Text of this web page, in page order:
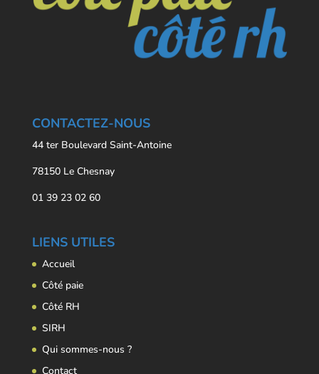
CONTACTEZ-NOUS
44 ter Boulevard Saint-Antoine
78150 Le Chesnay
01 39 23 02 60
LIENS UTILES
Accueil
Côté paie
Côté RH
SIRH
Qui sommes-nous ?
Contact